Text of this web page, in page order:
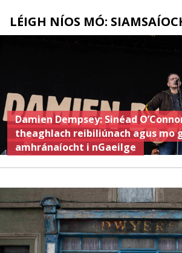
LÉIGH NÍOS MÓ:
Damien Dempsey: Sinéad
theaghlach reibiliúnach agus mo
amhránaíocht i nGaeilge